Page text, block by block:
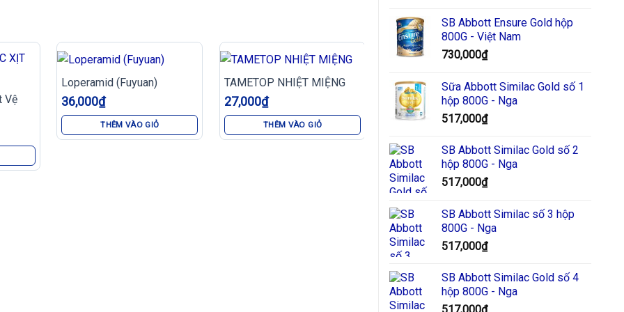
SB Abbott Ensure Gold hộp
800G - Việt Nam
730,000₫
Sữa Abbott Similac Gold số 1
hộp 800G - Nga
517,000₫
SB Abbott Similac Gold số 2
hộp 800G - Nga
517,000₫
SB Abbott Similac số 3 hộp
800G - Nga
517,000₫
SB Abbott Similac Gold số 4
hộp 800G - Nga
Vệ
Loperamid (Fuyuan)
36,000₫
THÊM VÀO GIỎ
TAMETOP NHIỆT MIỆNG
27,000₫
THÊM VÀO GIỎ
SÚC MIỆNG TRẺ EM
CHICKI NEW
19,000₫
GEL RỬA MẶT
XANH